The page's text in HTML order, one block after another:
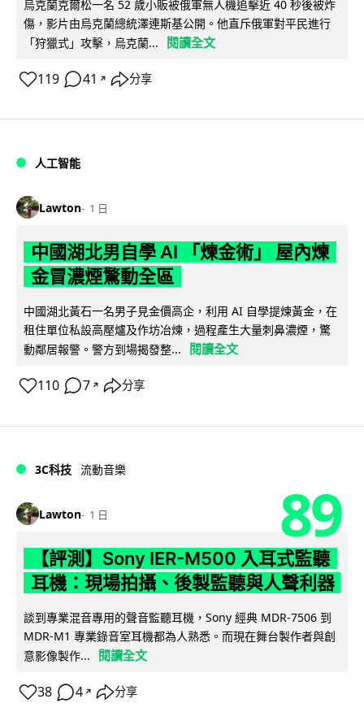
烏克蘭克爾松一名 52 歲小販被俄軍無人機追擊近 40 秒後被炸
傷，影片由烏克蘭總統澤連斯基公開。他直斥俄軍對平民進行
「狩獵式」攻擊，烏克蘭...
閱讀全文
119 41 ↗ 分享
人工智能
Lawton 1 日
中國湖北男自學 AI 「煉金術」 屋內煉
金冒濃煙驚動全區
中國湖北黃石一名男子見金價高企，利用 AI 自學提煉黃金，在
租住單位私設高壓爐及作坊冶煉，過程產生大量刺鼻濃煙，驚
動鄰居報警。警方到場揭發整...
閱讀全文
110 7 ↗ 分享
3C科技 流動音樂
Lawton 1 日 89
【評測】Sony IER-M500 入耳式監聽
耳機：現場拍攝、後製監聽與人聲利器
談到專業混音專用的聲音監聽耳機，Sony 經典 MDR-7506 到
MDR-M1 專業錄音室耳機都為人熟悉。而現在舞台製作者與創
意影像製作...
閱讀全文
38 4 ↗ 分享